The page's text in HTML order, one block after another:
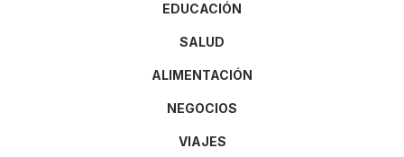
EDUCACIÓN
SALUD
ALIMENTACIÓN
NEGOCIOS
VIAJES